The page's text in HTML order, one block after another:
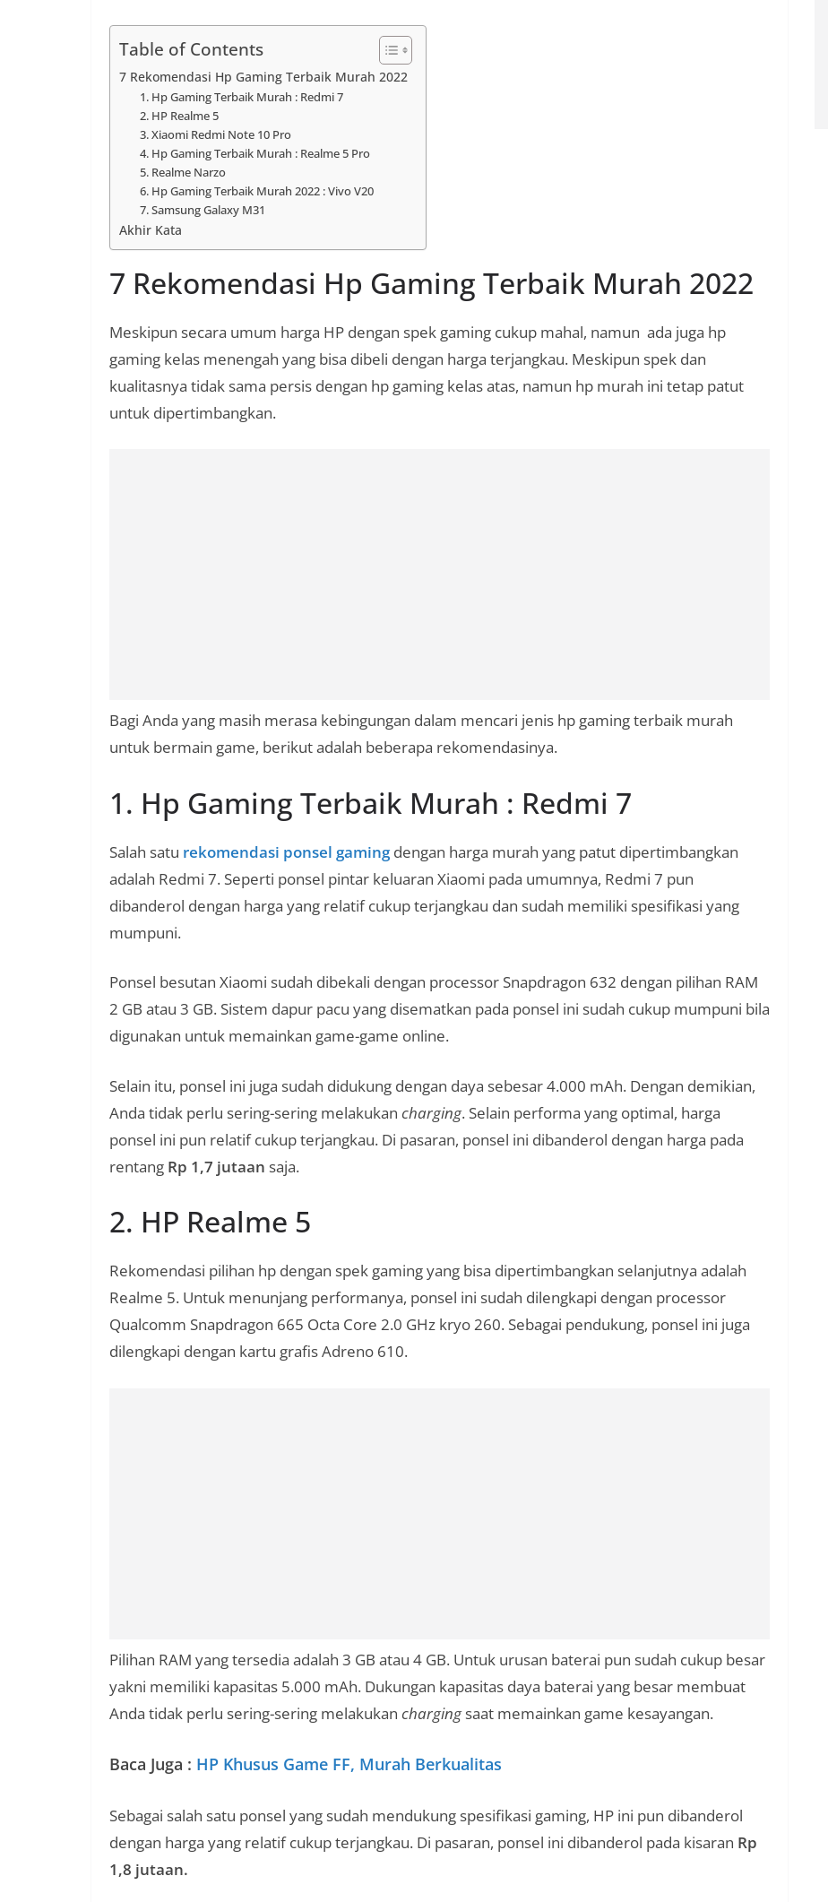
Table of Contents
7 Rekomendasi Hp Gaming Terbaik Murah 2022
1. Hp Gaming Terbaik Murah : Redmi 7
2. HP Realme 5
3. Xiaomi Redmi Note 10 Pro
4. Hp Gaming Terbaik Murah : Realme 5 Pro
5. Realme Narzo
6. Hp Gaming Terbaik Murah 2022 : Vivo V20
7. Samsung Galaxy M31
Akhir Kata
7 Rekomendasi Hp Gaming Terbaik Murah 2022
Meskipun secara umum harga HP dengan spek gaming cukup mahal, namun ada juga hp
gaming kelas menengah yang bisa dibeli dengan harga terjangkau. Meskipun spek dan
kualitasnya tidak sama persis dengan hp gaming kelas atas, namun hp murah ini tetap patut
untuk dipertimbangkan.
Bagi Anda yang masih merasa kebingungan dalam mencari jenis hp gaming terbaik murah
untuk bermain game, berikut adalah beberapa rekomendasinya.
1. Hp Gaming Terbaik Murah : Redmi 7
Salah satu rekomendasi ponsel gamingdengan harga murah yang patut dipertimbangkan
adalah Redmi 7. Seperti ponsel pintar keluaran Xiaomi pada umumnya, Redmi 7 pun
dibanderol dengan harga yang relatif cukup terjangkau dan sudah memiliki spesifikasi yang
mumpuni.
Ponsel besutan Xiaomi sudah dibekali dengan processor Snapdragon 632 dengan pilihan RAM
2 GB atau 3 GB. Sistem dapur pacu yang disematkan pada ponsel ini sudah cukup mumpuni bila
digunakan untuk memainkan game-game online.
Selain itu, ponsel ini juga sudah didukung dengan daya sebesar 4.000 mAh. Dengan demikian,
Anda tidak perlu sering-sering melakukan charging. Selain performa yang optimal, harga
ponsel ini pun relatif cukup terjangkau. Di pasaran, ponsel ini dibanderol dengan harga pada
rentang Rp 1,7 jutaan saja.
2. HP Realme 5
Rekomendasi pilihan hp dengan spek gaming yang bisa dipertimbangkan selanjutnya adalah
Realme 5. Untuk menunjang performanya, ponsel ini sudah dilengkapi dengan processor
Qualcomm Snapdragon 665 Octa Core 2.0 GHz kryo 260. Sebagai pendukung, ponsel ini juga
dilengkapi dengan kartu grafis Adreno 610.
Pilihan RAM yang tersedia adalah 3 GB atau 4 GB. Untuk urusan baterai pun sudah cukup besar
yakni memiliki kapasitas 5.000 mAh. Dukungan kapasitas daya baterai yang besar membuat
Anda tidak perlu sering-sering melakukan chargingsaat memainkan game kesayangan.
Baca Juga : HP Khusus Game FF, Murah Berkualitas
Sebagai salah satu ponsel yang sudah mendukung spesifikasi gaming, HP ini pun dibanderol
dengan harga yang relatif cukup terjangkau. Di pasaran, ponsel ini dibanderol pada kisaran Rp
1,8 jutaan.